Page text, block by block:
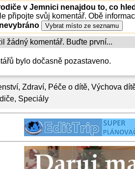
, Zdraví, Péče o dítě, Výchova
, Speciály
v Jemnici nenajdou to, co
připojte svůj komentář. Obě
žádný komentář. Buďte první...
bylo dočasně pozastaveno.